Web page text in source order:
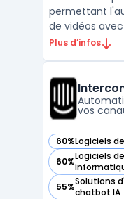
permettant
de vidéos
visuels
ou services
tran ...
Plus d’infos
vos
60%Logiciels
— voir
60%Logiciels
— voir Intercom
55%Solutions
chatbot IA
— voir Intercom